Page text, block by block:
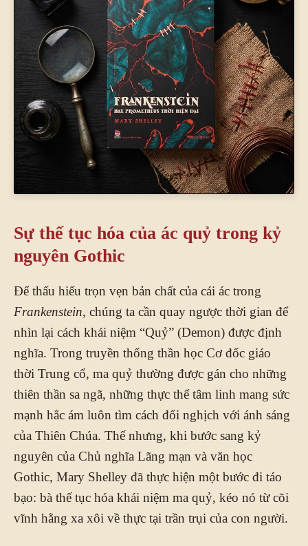
Sự thế tục hóa của ác quỷ trong kỷ
nguyên Gothic
Để thấu hiểu trọn vẹn bản chất của cái ác trong
Frankenstein, chúng ta cần quay ngược thời gian để
nhìn lại cách khái niệm “Quỷ” (Demon) được định
nghĩa. Trong truyền thống thần học Cơ đốc giáo
thời Trung cổ, ma quỷ thường được gán cho những
thiên thần sa ngã, những thực thể tâm linh mang sức
mạnh hắc ám luôn tìm cách đối nghịch với ánh sáng
của Thiên Chúa. Thế nhưng, khi bước sang kỷ
nguyên của Chủ nghĩa Lãng mạn và văn học
Gothic, Mary Shelley đã thực hiện một bước đi táo
bạo: bà thế tục hóa khái niệm ma quỷ, kéo nó từ cõi
vĩnh hằng xa xôi về thực tại trần trụi của con người.